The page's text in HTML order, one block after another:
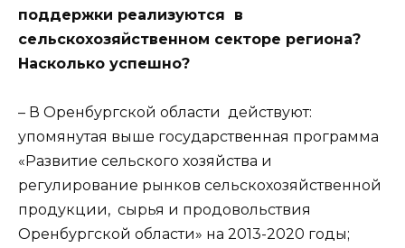
поддержки реализуются в
сельскохозяйственном секторе региона?
Насколько успешно?
– В Оренбургской области действуют:
упомянутая выше государственная программа
«Развитие сельского хозяйства и
регулирование рынков сельскохозяйственной
продукции, сырья и продовольствия
Оренбургской области» на 2013-2020 годы;